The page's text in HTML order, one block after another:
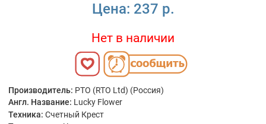
Цена: 237 р.
Нет в наличии
Производитель: РТО (RTO Ltd) (Россия)
Англ. Название: Lucky Flower
Техника: Счетный Крест